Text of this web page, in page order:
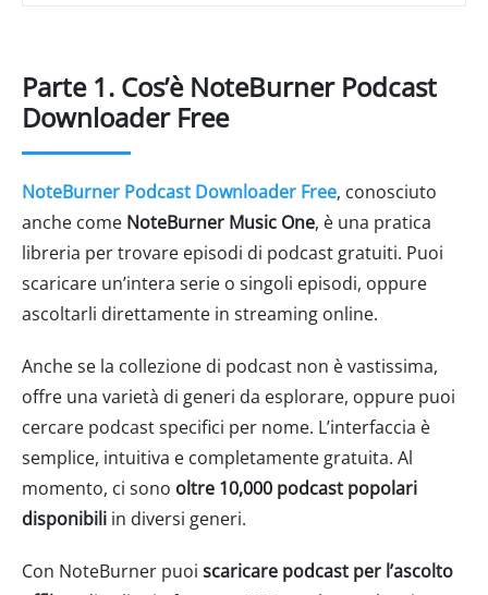
Parte 1. Cos’è NoteBurner Podcast
Downloader Free
NoteBurner Podcast Downloader Free, conosciuto
anche come NoteBurner Music One, è una pratica
libreria per trovare episodi di podcast gratuiti. Puoi
scaricare un’intera serie o singoli episodi, oppure
ascoltarli direttamente in streaming online.
Anche se la collezione di podcast non è vastissima,
offre una varietà di generi da esplorare, oppure puoi
cercare podcast specifici per nome. L’interfaccia è
semplice, intuitiva e completamente gratuita. Al
momento, ci sono oltre 10,000 podcast popolari
disponibili in diversi generi.
Con NoteBurner puoi scaricare podcast per l’ascolto